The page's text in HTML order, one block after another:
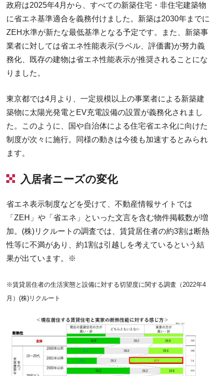
政府は2025年4月から、すべての新築住宅・非住宅建築物
に省エネ基準適合を義務付けました。新築は2030年までに
ZEH水準が新たな最低基準となる予定です。また、新築事
業者に対しては省エネ性能表示(ラベル、評価書)が努力義
務化、既存の建物は省エネ性能表示が推奨されることにな
りました。
東京都では4月より、一定規模以上の事業者による新築建
築物に太陽光発電とEV充電設備の設置が義務化されまし
た。このように、国や自治体による住宅省エネ化に向けた
制度が次々に施行。同様の動きは今後も加速するとみられ
ます。
入居者ニーズの変化
省エネ表示制度などを受けて、不動産情報サイトでは
「ZEH」や「省エネ」といった文言を含む物件掲載数が増
加。(株)リクルートの調査では、賃貸居住者の約3割は断熱
性等に不満があり、約1割は引越しを考えているという結
果が出ています。※
※賃貸居住者の生活実態と設備に対する切望度に関する調査（2022年4
月）(株)リクルート